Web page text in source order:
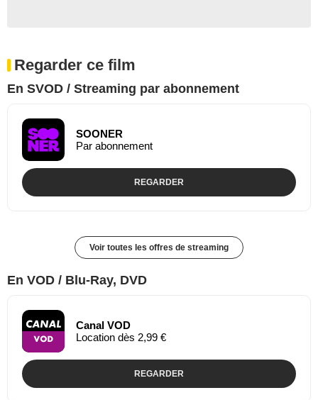
Regarder ce film
En SVOD / Streaming par abonnement
SOONER
Par abonnement
REGARDER
Voir toutes les offres de streaming
En VOD / Blu-Ray, DVD
Canal VOD
Location dès 2,99 €
REGARDER